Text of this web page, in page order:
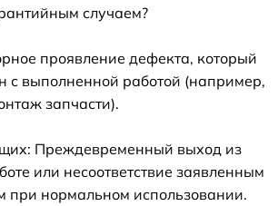
случаем?
проявление дефекта, который
с выполненной работой (например,
запчасти).
Преждевременный выход из
или несоответствие заявленным
при нормальном использовании.